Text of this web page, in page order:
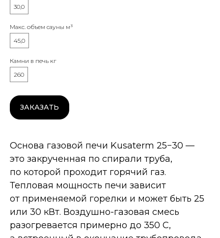
30,0
Макс. объем сауны м³
45,0
Камни в печь кг
260
ЗАКАЗАТЬ
Основа газовой печи Kusaterm 25−30 —
это закрученная по спирали труба,
по которой проходит горячий газ.
Тепловая мощность печи зависит
от применяемой горелки и может быть 25
или 30 кВт. Воздушно-газовая смесь
разогревается примерно до 350 С,